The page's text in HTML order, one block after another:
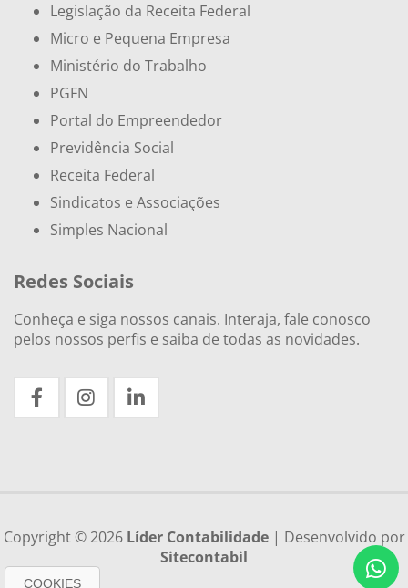
Legislação da Receita Federal
Micro e Pequena Empresa
Ministério do Trabalho
PGFN
Portal do Empreendedor
Previdência Social
Receita Federal
Sindicatos e Associações
Simples Nacional
Redes Sociais
Conheça e siga nossos canais. Interaja, fale conosco
pelos nossos perfis e saiba de todas as novidades.
Copyright © 2026 Líder Contabilidade| Desenvolvido por
Sitecontabil
COOKIES